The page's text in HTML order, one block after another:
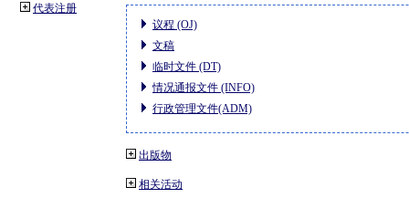
代表注册
议程 (OJ)
文稿
临时文件 (DT)
情况通报文件 (INFO)
行政管理文件(ADM)
出版物
相关活动